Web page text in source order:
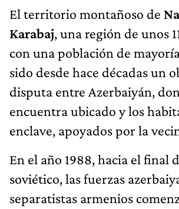
El territorio montañoso de
Karabaj, una región de unos
con una población de
sido desde hace décadas un
disputa entre Azerbaiyán,
encuentra ubicado y los
enclave, apoyados por la
En el año 1988, hacia el final
soviético, las fuerzas
separatistas armenios